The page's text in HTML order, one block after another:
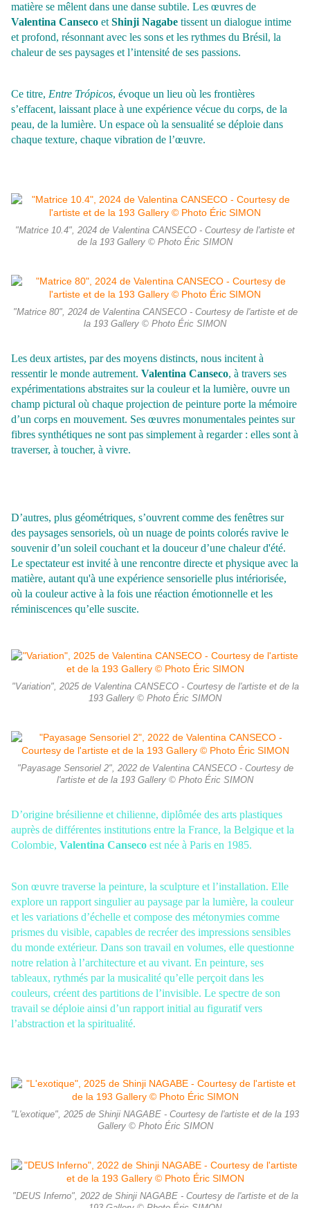
matière se mêlent dans une danse subtile. Les œuvres de
Valentina Canseco et Shinji Nagabe tissent un dialogue intime
et profond, résonnant avec les sons et les rythmes du Brésil, la
chaleur de ses paysages et l’intensité de ses passions.
Ce titre, Entre Trópicos, évoque un lieu où les frontières
s’effacent, laissant place à une expérience vécue du corps, de la
peau, de la lumière. Un espace où la sensualité se déploie dans
chaque texture, chaque vibration de l’œuvre.
"Matrice 10.4", 2024 de Valentina CANSECO - Courtesy de l'artiste et
de la 193 Gallery © Photo Éric SIMON
"Matrice 80", 2024 de Valentina CANSECO - Courtesy de l'artiste et de
la 193 Gallery © Photo Éric SIMON
Les deux artistes, par des moyens distincts, nous incitent à
ressentir le monde autrement. Valentina Canseco, à travers ses
expérimentations abstraites sur la couleur et la lumière, ouvre un
champ pictural où chaque projection de peinture porte la mémoire
d’un corps en mouvement. Ses œuvres monumentales peintes sur
fibres synthétiques ne sont pas simplement à regarder : elles sont à
traverser, à toucher, à vivre.
D’autres, plus géométriques, s’ouvrent comme des fenêtres sur
des paysages sensoriels, où un nuage de points colorés ravive le
souvenir d’un soleil couchant et la douceur d’une chaleur d'été.
Le spectateur est invité à une rencontre directe et physique avec la
matière, autant qu'à une expérience sensorielle plus intériorisée,
où la couleur active à la fois une réaction émotionnelle et les
réminiscences qu’elle suscite.
"Variation", 2025 de Valentina CANSECO - Courtesy de l'artiste et de la
193 Gallery © Photo Éric SIMON
"Payasage Sensoriel 2", 2022 de Valentina CANSECO - Courtesy de
l'artiste et de la 193 Gallery © Photo Éric SIMON
D’origine brésilienne et chilienne, diplômée des arts plastiques
auprès de différentes institutions entre la France, la Belgique et la
Colombie, Valentina Canseco est née à Paris en 1985.
Son œuvre traverse la peinture, la sculpture et l’installation. Elle
explore un rapport singulier au paysage par la lumière, la couleur
et les variations d’échelle et compose des métonymies comme
prismes du visible, capables de recréer des impressions sensibles
du monde extérieur. Dans son travail en volumes, elle questionne
notre relation à l’architecture et au vivant. En peinture, ses
tableaux, rythmés par la musicalité qu’elle perçoit dans les
couleurs, créent des partitions de l’invisible. Le spectre de son
travail se déploie ainsi d’un rapport initial au figuratif vers
l’abstraction et la spiritualité.
"L'exotique", 2025 de Shinji NAGABE - Courtesy de l'artiste et de la 193
Gallery © Photo Éric SIMON
"DEUS Inferno", 2022 de Shinji NAGABE - Courtesy de l'artiste et de la